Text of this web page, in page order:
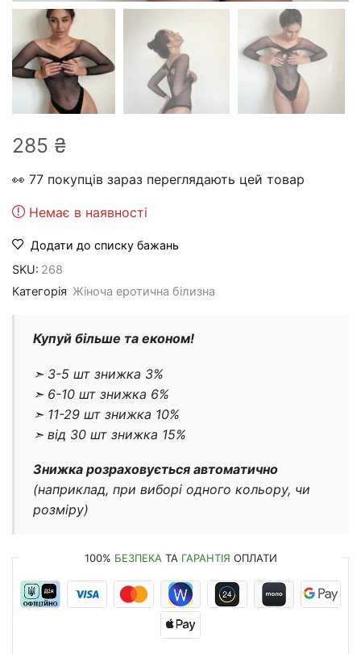
285 ₴
👀 77 покупців зараз переглядають цей товар
Немає в наявності
Додати до списку бажань
SKU: 268
Категорія Жіноча еротична білизна
Купуй більше та економ!
➣ 3-5 шт знижка 3%
➣ 6-10 шт знижка 6%
➣ 11-29 шт знижка 10%
➣ від 30 шт знижка 15%
Знижка розраховується автоматично
(наприклад, при виборі одного кольору, чи
розміру)
100% БЕЗПЕКА ТА ГАРАНТІЯ ОПЛАТИ